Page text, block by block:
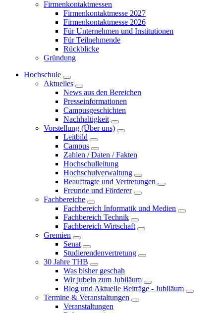
Firmenkontaktmessen
Firmenkontaktmesse 2027
Firmenkontaktmesse 2026
Für Unternehmen und Institutionen
Für Teilnehmende
Rückblicke
Gründung
Hochschule
Aktuelles
News aus den Bereichen
Presseinformationen
Campusgeschichten
Nachhaltigkeit
Vorstellung (Über uns)
Leitbild
Campus
Zahlen / Daten / Fakten
Hochschulleitung
Hochschulverwaltung
Beauftragte und Vertretungen
Freunde und Förderer
Fachbereiche
Fachbereich Informatik und Medien
Fachbereich Technik
Fachbereich Wirtschaft
Gremien
Senat
Studierendenvertretung
30 Jahre THB
Was bisher geschah
Wir jubeln zum Jubiläum
Blog und Aktuelle Beiträge - Jubiläum
Termine & Veranstaltungen
Veranstaltungen